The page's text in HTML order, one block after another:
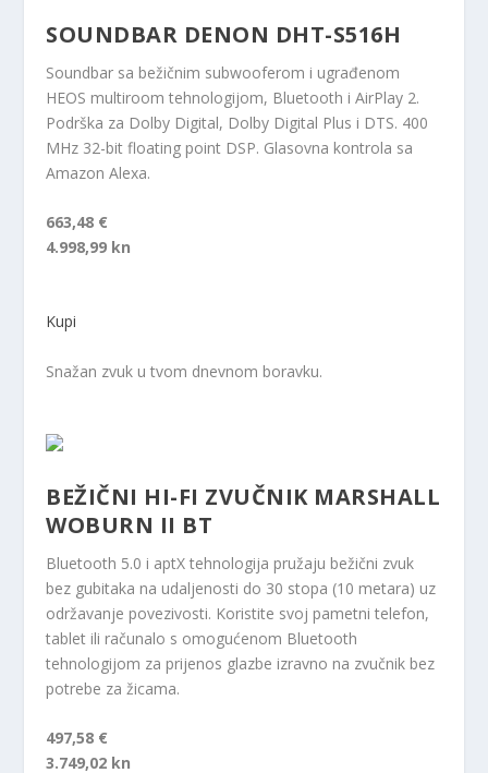
SOUNDBAR DENON DHT-S516H
Soundbar sa bežičnim subwooferom i ugrađenom
HEOS multiroom tehnologijom, Bluetooth i AirPlay 2.
Podrška za Dolby Digital, Dolby Digital Plus i DTS. 400
MHz 32-bit floating point DSP. Glasovna kontrola sa
Amazon Alexa.
663,48 €
4.998,99 kn
Kupi
Snažan zvuk u tvom dnevnom boravku.
BEŽIČNI HI-FI ZVUČNIK MARSHALL
WOBURN II BT
Bluetooth 5.0 i aptX tehnologija pružaju bežični zvuk
bez gubitaka na udaljenosti do 30 stopa (10 metara) uz
održavanje povezivosti. Koristite svoj pametni telefon,
tablet ili računalo s omogućenom Bluetooth
tehnologijom za prijenos glazbe izravno na zvučnik bez
potrebe za žicama.
497,58 €
3.749,02 kn